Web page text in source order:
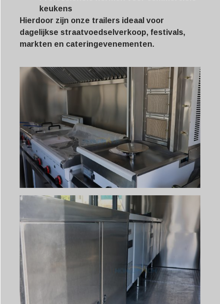
keukens
Hierdoor zijn onze trailers ideaal voor
dagelijkse straatvoedselverkoop, festivals,
markten en cateringevenementen.